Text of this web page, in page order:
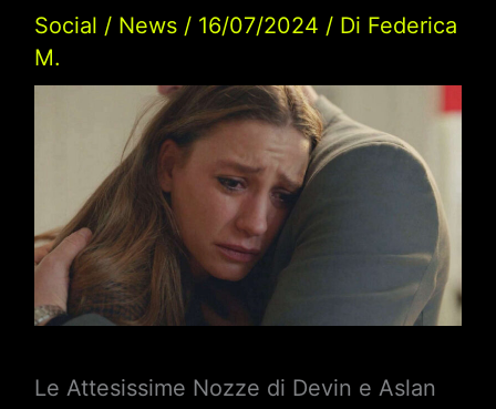
Social / News/ 16/07/2024 / Di Federica
M.
Le Attesissime Nozze di Devin e Aslan